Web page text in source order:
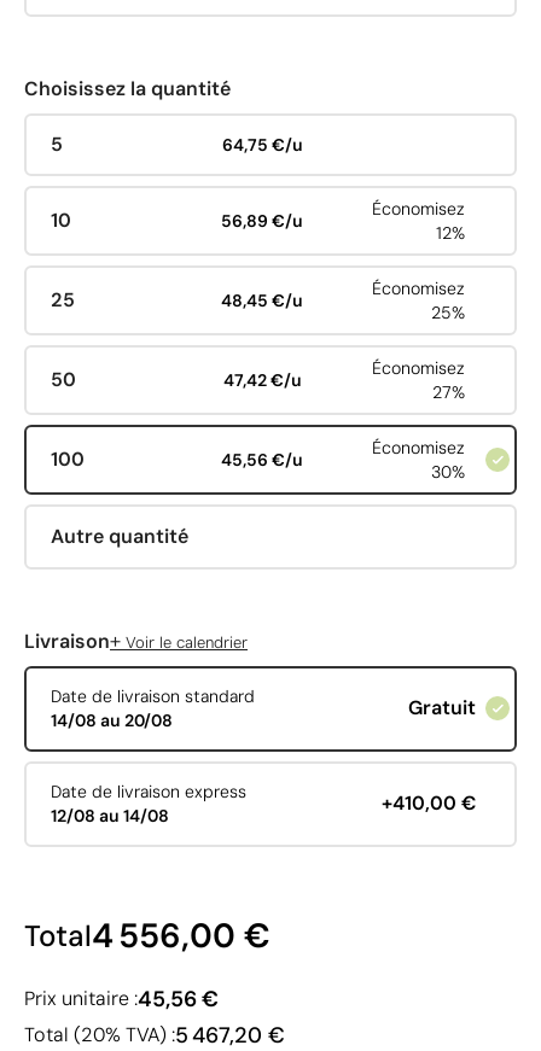
Choisissez la quantité
5 64,75 €/u
10 56,89 €/u
Économisez
12%
25 48,45 €/u
Économisez
25%
50 47,42 €/u
Économisez
27%
100 45,56 €/u
Économisez
30%
Autre quantité
Livraison+ Voir le calendrier
Date de livraison standard
14/08 au 20/08
Gratuit
Date de livraison express
12/08 au 14/08
+410,00 €
Total4 556,00 €
Prix unitaire :45,56 €
Total (20% TVA) :5 467,20 €